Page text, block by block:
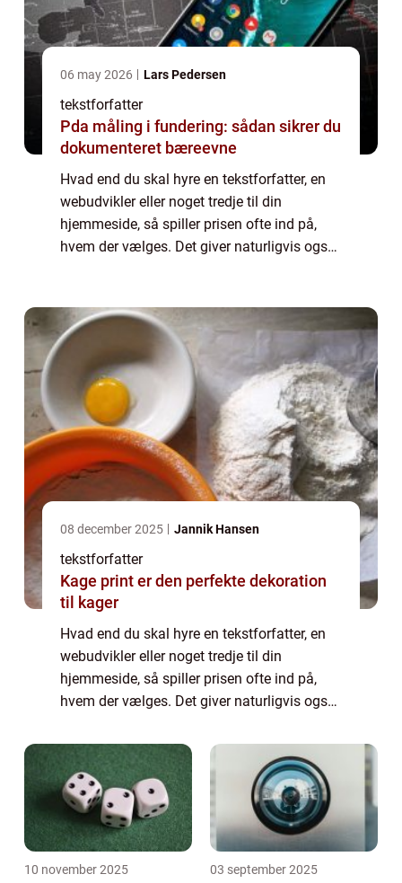
06 may 2026 Lars Pedersen
tekstforfatter
Pda måling i fundering: sådan sikrer du
dokumenteret bæreevne
Hvad end du skal hyre en tekstforfatter, en
webudvikler eller noget tredje til din
hjemmeside, så spiller prisen ofte ind på,
hvem der vælges. Det giver naturligvis også
08 december 2025 Jannik Hansen
tekstforfatter
Kage print er den perfekte dekoration
til kager
Hvad end du skal hyre en tekstforfatter, en
webudvikler eller noget tredje til din
hjemmeside, så spiller prisen ofte ind på,
hvem der vælges. Det giver naturligvis også
det bu...
10 november 2025 03 september 2025